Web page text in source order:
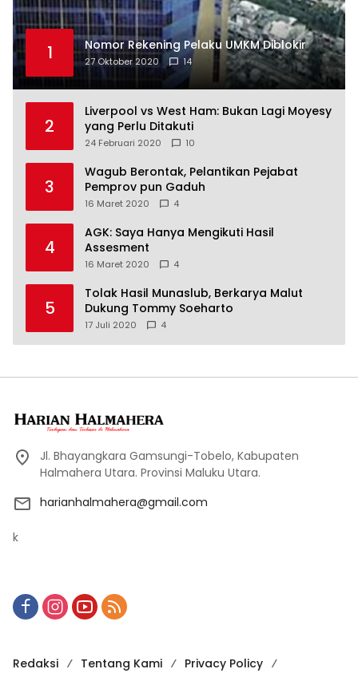
1 Nomor Rekening Pelaku UMKM Diblokir
27 Oktober 2020 14
2
Liverpool vs West Ham: Bukan Lagi Moyesy
yang Perlu Ditakuti
24 Februari 2020 10
3
Wagub Berontak, Pelantikan Pejabat
Pemprov pun Gaduh
16 Maret 2020 4
4
AGK: Saya Hanya Mengikuti Hasil
Assesment
16 Maret 2020 4
5
Tolak Hasil Munaslub, Berkarya Malut
Dukung Tommy Soeharto
17 Juli 2020 4
Jl. Bhayangkara Gamsungi-Tobelo, Kabupaten
Halmahera Utara. Provinsi Maluku Utara.
harianhalmahera@gmail.com
k
Redaksi Tentang Kami Privacy Policy